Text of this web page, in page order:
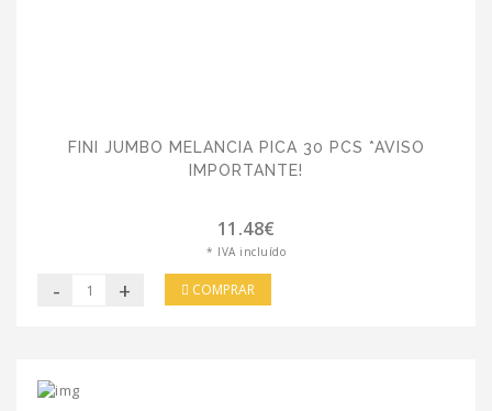
FINI JUMBO MELANCIA PICA 30 PCS *AVISO
IMPORTANTE!
11.48€
* IVA incluído
- + COMPRAR